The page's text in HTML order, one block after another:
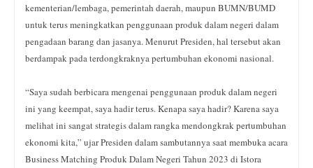
kementerian/lembaga, pemerintah daerah, maupun BUMN/BUMD
untuk terus meningkatkan penggunaan produk dalam negeri dalam
pengadaan barang dan jasanya. Menurut Presiden, hal tersebut akan
berdampak pada terdongkraknya pertumbuhan ekonomi nasional.
“Saya sudah berbicara mengenai penggunaan produk dalam negeri
ini yang keempat, saya hadir terus. Kenapa saya hadir? Karena saya
melihat ini sangat strategis dalam rangka mendongkrak pertumbuhan
ekonomi kita,” ujar Presiden dalam sambutannya saat membuka acara
Business Matching Produk Dalam Negeri Tahun 2023 di Istora